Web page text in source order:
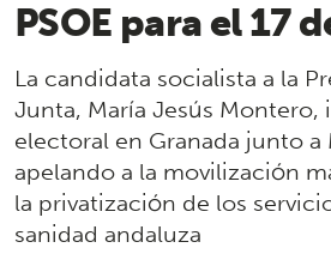
PSOE para el 17
La candidata socialista a la
Junta, María Jesús Montero,
electoral en Granada junto a
apelando a la movilización
la privatización de los
sanidad andaluza